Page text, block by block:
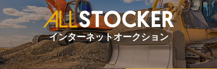
インターネットオークション